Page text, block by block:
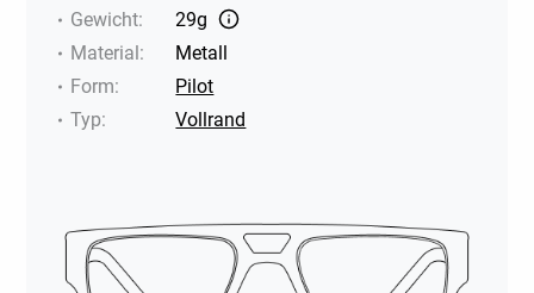
Gewicht:
29g
Material:
Metall
Form:
Pilot
Typ: Vollrand